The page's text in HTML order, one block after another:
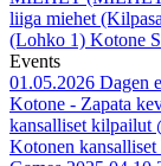
liiga miehet
(Lohko 1) Kotone
Events
01.05.2026 Dagen
Kotone - Zapata
kansalliset kilpailut
Kotonen